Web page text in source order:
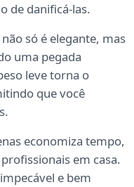
de danificá-las.
não só é elegante, mas
uma pegada
leve torna o
que você
economiza tempo,
em casa.
e bem